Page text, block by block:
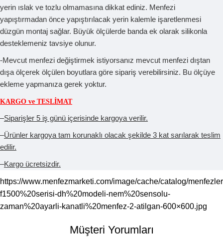
yerin ıslak ve tozlu olmamasına dikkat ediniz. Menfezi
yapıştırmadan önce yapıştırılacak yerin kalemle işaretlenmesi
düzgün montaj sağlar. Büyük ölçülerde banda ek olarak silikonla
desteklemeniz tavsiye olunur.
-Mevcut menfezi değiştirmek istiyorsanız mevcut menfezi dıştan
dışa ölçerek ölçülen boyutlara göre sipariş verebilirsiniz. Bu ölçüye
ekleme yapmanıza gerek yoktur.
KARGO ve TESLİMAT
–Siparişler 5 iş günü içerisinde kargoya verilir.
–Ürünler kargoya tam korunaklı olacak şekilde 3 kat sarılarak teslim
edilir.
–Kargo ücretsizdir.
https://www.menfezmarketi.com/image/cache/catalog/
f1500%20serisi-dh%20modeli-nem%20sensolu-
zaman%20ayarli-kanatli%20menfez-2-atilgan-600×600.jpg
Müşteri Yorumları